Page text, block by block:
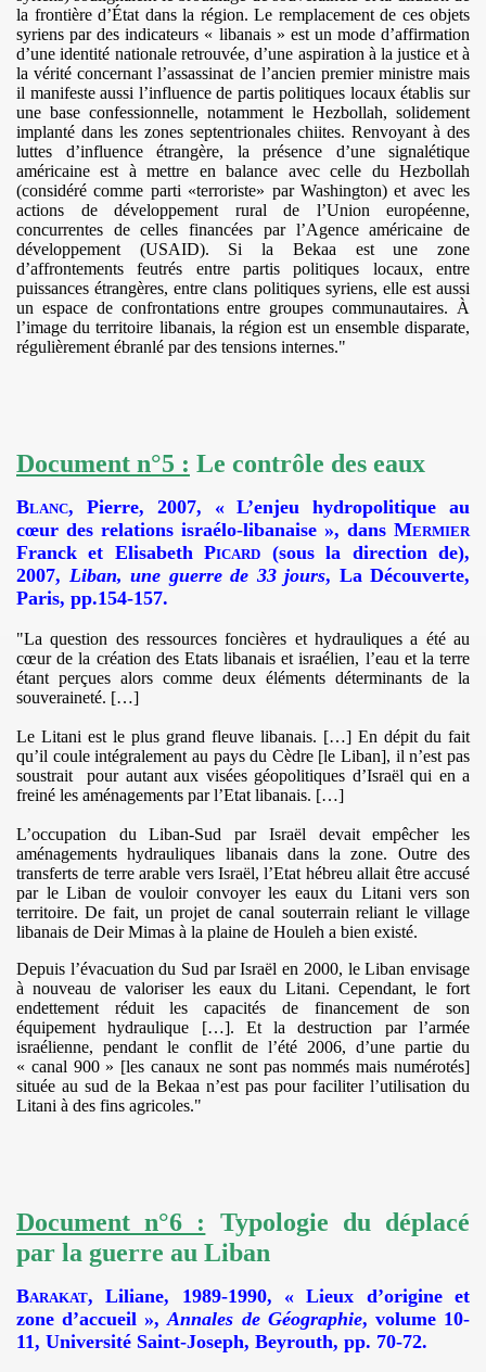
la frontière d’État dans la région. Le remplacement de ces objets
syriens par des indicateurs « libanais » est un mode d’affirmation
d’une identité nationale retrouvée, d’une aspiration à la justice et à
la vérité concernant l’assassinat de l’ancien premier ministre mais
il manifeste aussi l’influence de partis politiques locaux établis sur
une base confessionnelle, notamment le Hezbollah, solidement
implanté dans les zones septentrionales chiites. Renvoyant à des
luttes d’influence étrangère, la présence d’une signalétique
américaine est à mettre en balance avec celle du Hezbollah
(considéré comme parti «terroriste» par Washington) et avec les
actions de développement rural de l’Union européenne,
concurrentes de celles financées par l’Agence américaine de
développement (USAID). Si la Bekaa est une zone
d’affrontements feutrés entre partis politiques locaux, entre
puissances étrangères, entre clans politiques syriens, elle est aussi
un espace de confrontations entre groupes communautaires. À
l’image du territoire libanais, la région est un ensemble disparate,
régulièrement ébranlé par des tensions internes."
Document n°5 : Le contrôle des eaux
Blanc, Pierre, 2007, « L’enjeu hydropolitique au
cœur des relations israélo-libanaise », dans Mermier
Franck et ElisabethPicard (sous la direction de),
2007, Liban, une guerre de 33 jours, La Découverte,
Paris, pp.154-157.
"La question des ressources foncières et hydrauliques a été au
cœur de la création des Etats libanais et israélien, l’eau et la terre
étant perçues alors comme deux éléments déterminants de la
souveraineté. […]
Le Litani est le plus grand fleuve libanais. […] En dépit du fait
qu’il coule intégralement au pays du Cèdre [le Liban], il n’est pas
soustrait
pour autant aux visées géopolitiques d’Israël qui en a
freiné les aménagements par l’Etat libanais. […]
L’occupation du Liban-Sud par Israël devait empêcher les
aménagements hydrauliques libanais dans la zone. Outre des
transferts de terre arable vers Israël, l’Etat hébreu allait être accusé
par le Liban de vouloir convoyer les eaux du Litani vers son
territoire. De fait, un projet de canal souterrain reliant le village
libanais de Deir Mimas à la plaine de Houleh a bien existé.
Depuis l’évacuation du Sud par Israël en 2000, le Liban envisage
à nouveau de valoriser les eaux du Litani. Cependant, le fort
endettement réduit les capacités de financement de son
équipement hydraulique […]. Et la destruction par l’armée
israélienne, pendant le conflit de l’été 2006, d’une partie du
« canal 900 » [les canaux ne sont pas nommés mais numérotés]
située au sud de la Bekaa n’est pas pour faciliter l’utilisation du
Litani à des fins agricoles."
Document n°6 : Typologie du déplacé
par la guerre au Liban
Barakat, Liliane, 1989-1990, « Lieux d’origine et
zone d’accueil »,Annales de Géographie, volume 10-
11, Université Saint-Joseph, Beyrouth, pp. 70-72.